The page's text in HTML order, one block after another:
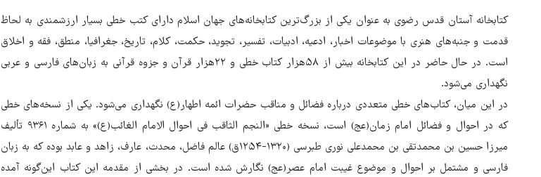
کتابخانه آستان قدس رضوی به عنوان یکی از بزرگ‌ترین کتابخانه‌های جهان اسلام دارای کتب خطی بسیار ارزشمندی به لحاظ
قدمت و جنبه‌های هنری با موضوعات اخبار، ادعیه، ادبیات، تفسیر، تجوید، حکمت، کلام، تاریخ، جغرافیا، منطق، فقه و اخلاق
است. در حال حاضر در این کتابخانه بیش از ۵۸هزار کتاب خطی و ۲۲هزار قرآن و جزوه قرآنی به زبان‌های فارسی و عربی
نگهداری می‌شود.
در این میان، کتاب‌های خطی متعددی درباره فضائل و مناقب حضرات ائمه اطهار(ع) نگهداری می‌شود. یکی از نسخه‌های خطی
که در احوال و فضائل امام زمان(عج) است، نسخه خطی «النجم الثاقب فی احوال الامام الغائب(ع)» به شماره ۹۳۶۱ تألیف
میرزا حسین بن محمدتقی بن محمدعلی نوری طبرسی (۱۳۲۰-۱۲۵۴ق) عالم فاضل، محدث، عارف، زاهد و عابد بوده که به زبان
فارسی و مشتمل بر احوال و موضوع غیبت امام عصر(عج) نگارش شده است. در بخشی از مقدمه این کتاب این‌گونه آمده
هماهنگی محور مقاومت، آمریکا را
در منطقه درمانده کرد
ترامپ نماد فساد، اقتدارگرایی و
جنگ‌طلبی است!